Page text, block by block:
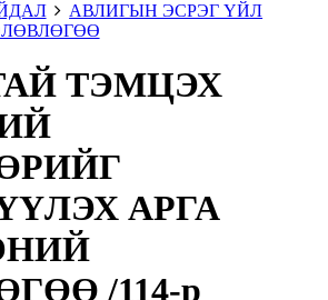
АВЛИГЫН ЭСРЭГ ҮЙЛ
ТЭМЦЭХ
АРГА
/114-р